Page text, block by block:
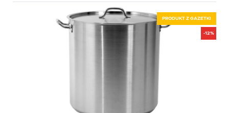
PRODUKT Z GAZETKI
-12%